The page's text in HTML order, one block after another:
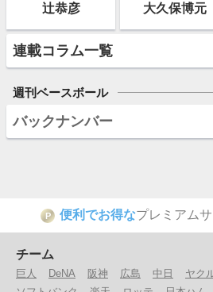
辻恭彦 大久保博元
連載コラム一覧
週刊ベースボール
バックナンバー
P 便利でお得なプレミアム
チーム
巨人 DeNA 阪神 広島 中日 ヤク